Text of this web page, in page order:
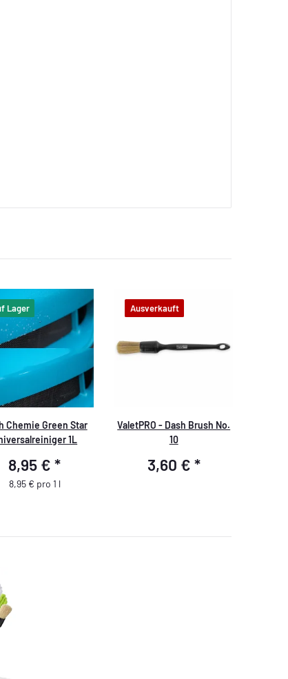
Lager
Chemie Green Star
1L
8,95 €*
8,95 € pro 1 l
Ausverkauft
ValetPRO - Dash Brush No.
10
3,60 € *